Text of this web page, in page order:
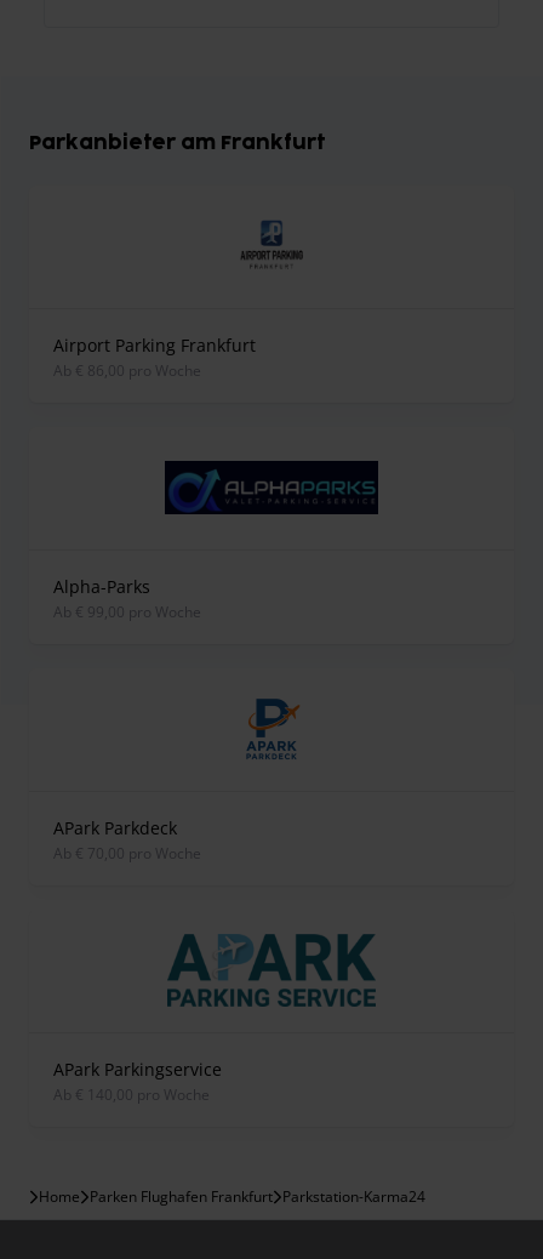
Parkanbieter am Frankfurt
Airport Parking Frankfurt
ab € 86,00 pro Woche
Alpha-Parks
ab € 99,00 pro Woche
APark Parkdeck
ab € 70,00 pro Woche
APark Parkingservice
ab € 140,00 pro Woche
Home Parken Flughafen Frankfurt Parkstation-Karma24